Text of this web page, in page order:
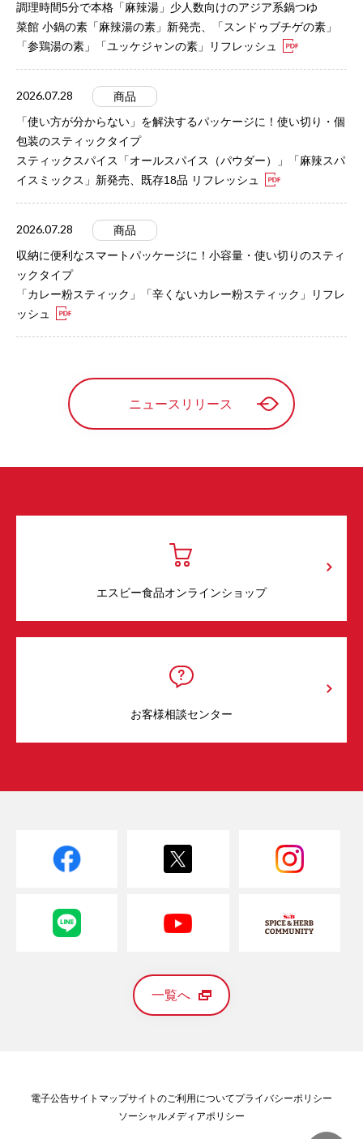
調理時間5分で本格「麻辣湯」少人数向けのアジア系鍋つゆ
菜館 小鍋の素「麻辣湯の素」新発売、「スンドゥブチゲの素」
「参鶏湯の素」「ユッケジャンの素」リフレッシュ
2026.07.28
商品
「使い方が分からない」を解決するパッケージに！使い切り・個
包装のスティックタイプ
スティックスパイス「オールスパイス（パウダー）」「麻辣スパ
イスミックス」新発売、既存18品 リフレッシュ
2026.07.28
商品
収納に便利なスマートパッケージに！小容量・使い切りのスティ
ックタイプ
「カレー粉スティック」「辛くないカレー粉スティック」リフレ
ッシュ
ニュースリリース
エスビー食品オンラインショップ
お客様相談センター
一覧へ
電子公告サイトマップサイトのご利用についてプライバシーポリシー
ソーシャルメディアポリシー